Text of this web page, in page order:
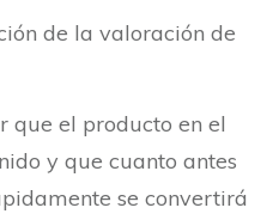
de la valoración de
que el producto en el
y que cuanto antes
se convertirá